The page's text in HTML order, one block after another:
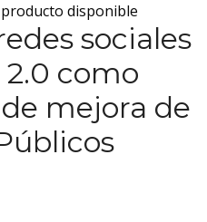
disponible
sociales
como
mejora de